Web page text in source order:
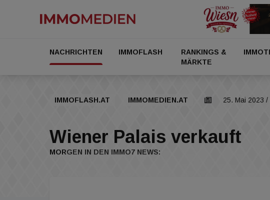
NACHRICHTEN IMMOFLASH
RANKINGS &
MÄRKTE
IMMOFLASH.AT IMMOMEDIEN.AT 25. Mai 2023 /
Wiener Palais verkauft
MORGEN IN DEN IMMO7 NEWS: